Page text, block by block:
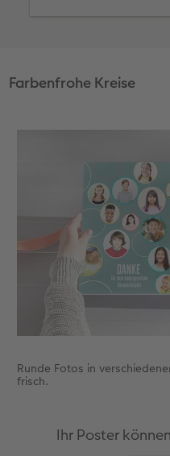
Farbenfrohe Kreise
Runde Fotos in
frisch.
Ihr Poster